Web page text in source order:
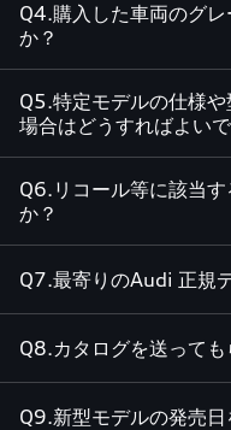
Q4.購入した車両のグ
か？
Q5.特定モデルの仕様
場合はどうすればよい
Q6.リコール等に該当
か？
Q7.最寄りのAudi 正規
Q8.カタログを送っても
Q9.新型モデルの発売